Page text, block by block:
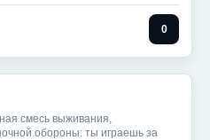
0
смесь выживания,
обороны: ты играешь за